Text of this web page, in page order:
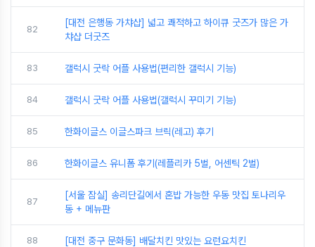
82
[대전 은행동 가챠샵] 넓고 쾌적하고 하이큐 굿즈가 많은 가
챠샵 더굿즈
83 갤럭시 굿락 어플 사용법(편리한 갤럭시 기능)
84 갤럭시 굿락 어플 사용법(갤럭시 꾸미기 기능)
85 한화이글스 이글스파크 브릭(레고) 후기
86 한화이글스 유니폼 후기(레플리카 5벌, 어센틱 2벌)
87
[서울 잠실] 송리단길에서 혼밥 가능한 우동 맛집 토나리우
동 + 메뉴판
88 [대전 중구 문화동] 배달치킨 맛있는 요런요치킨